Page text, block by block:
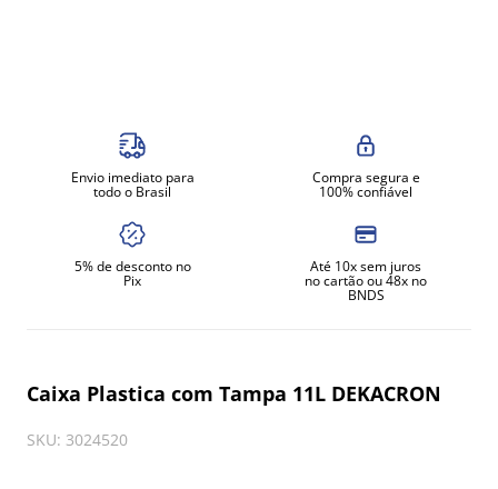
Envio imediato para
todo o Brasil
Compra segura e
100% confiável
5% de desconto no
Pix
Até 10x sem juros
no cartão ou 48x no
BNDS
Caixa Plastica com Tampa 11L DEKACRON
SKU: 3024520
amassadeira
fritadeira